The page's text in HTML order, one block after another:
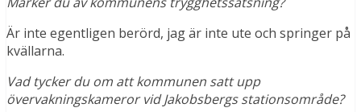
Är inte egentligen berörd, jag är inte ute och springer på
kvällarna.
Vad tycker du om att kommunen satt upp
övervakningskameror vid Jakobsbergs stationsområde?